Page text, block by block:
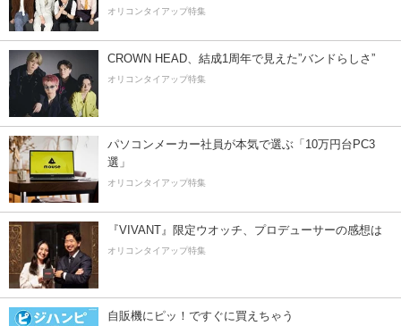
オリコンタイアップ特集
CROWN HEAD、結成1周年で見えた”バンドらしさ”
オリコンタイアップ特集
パソコンメーカー社員が本気で選ぶ「10万円台PC3
選」
オリコンタイアップ特集
『VIVANT』限定ウオッチ、プロデューサーの感想は
オリコンタイアップ特集
自販機にピッ！ですぐに買えちゃう